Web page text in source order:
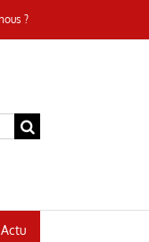
?
Actu